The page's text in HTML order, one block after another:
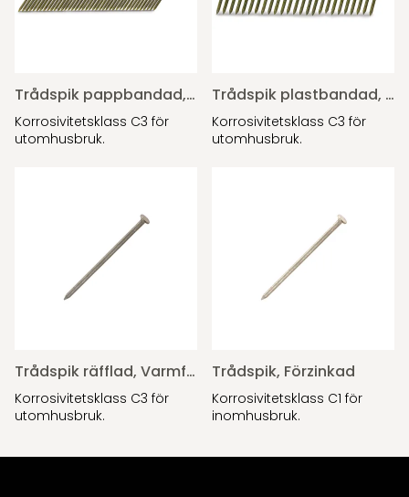
Trådspik pappbandad, Varmförzinkad
Korrosivitetsklass C3 för
utomhusbruk.
Trådspik plastbandad, Varmförzinkad
Korrosivitetsklass C3 för
utomhusbruk.
Trådspik räfflad, Varmförzinkad
Korrosivitetsklass C3 för
utomhusbruk.
Trådspik, Förzinkad
Korrosivitetsklass C1 för
inomhusbruk.